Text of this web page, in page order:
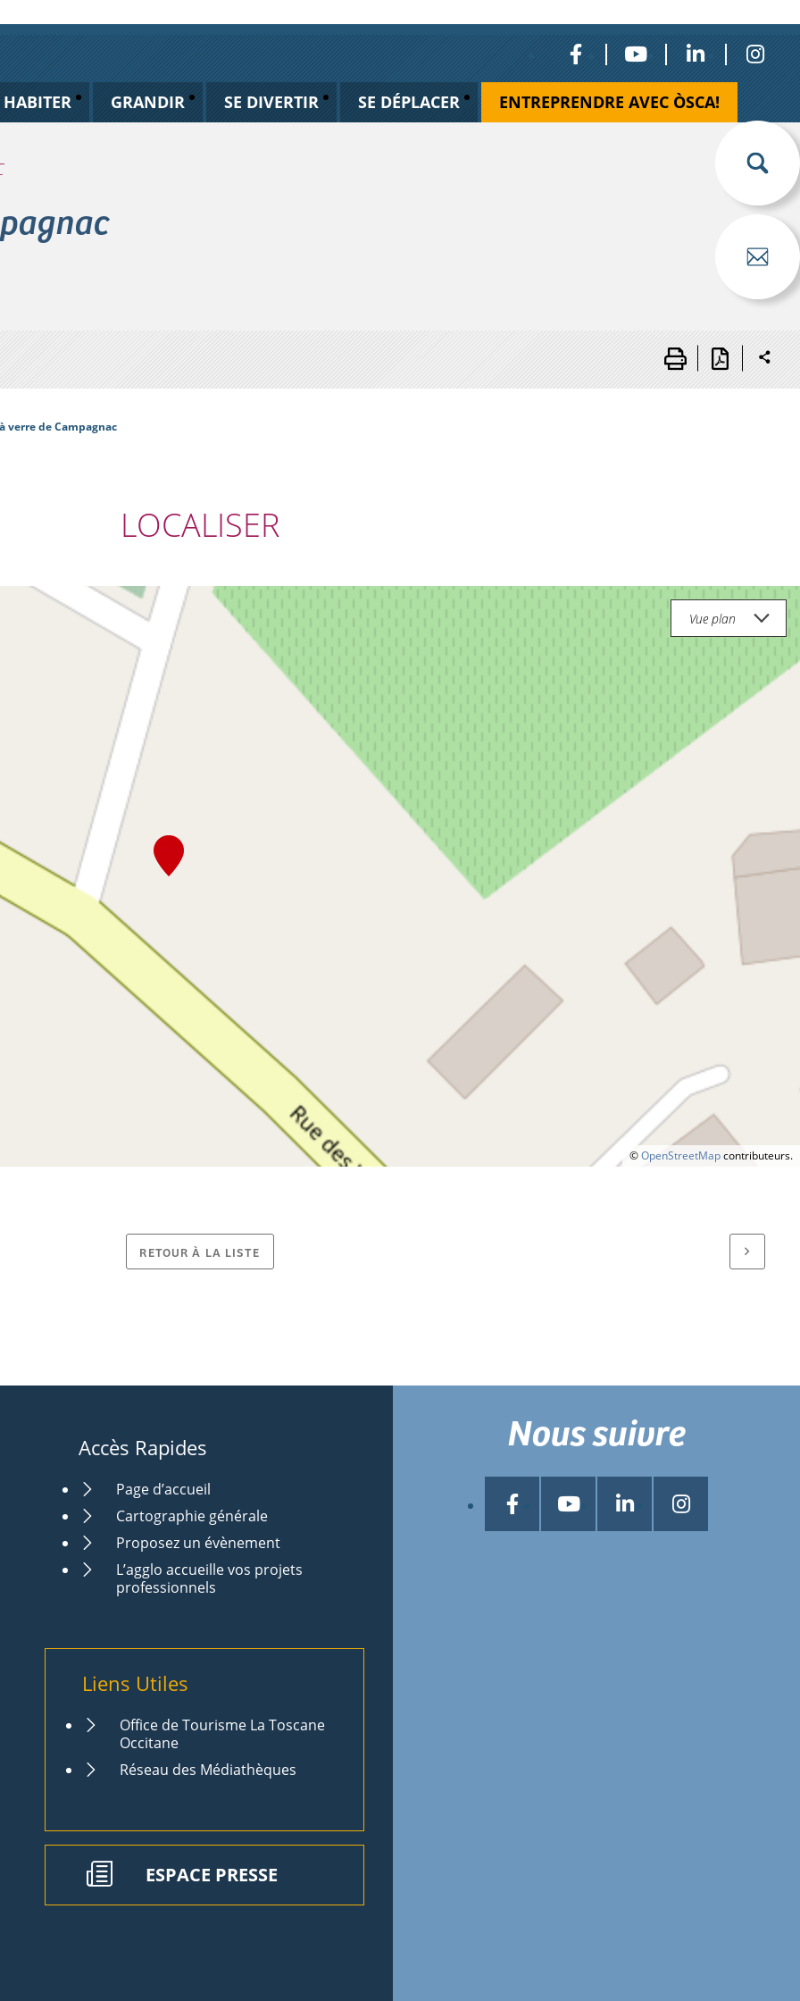
HABITER GRANDIR SE DIVERTIR SE DÉPLACER ENTREPRENDRE AVEC ÒSCA!
verre de Campagnac
LOCALISER
©OpenStreetMapcontributeurs.
RETOUR À LA LISTE
Accès Rapides
Page d’accueil
Cartographie générale
Proposez un évènement
L’agglo accueille vos projets
professionnels
Liens Utiles
Office de Tourisme La Toscane
Occitane
Réseau des Médiathèques
ESPACE PRESSE
Nous suivre